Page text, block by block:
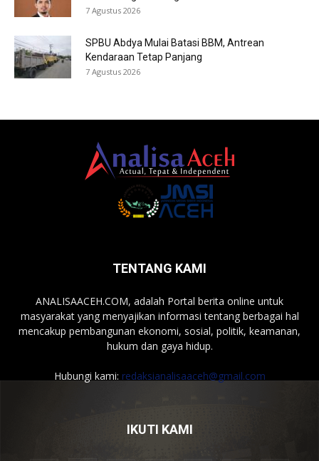
7 Agustus 2026
SPBU Abdya Mulai Batasi BBM, Antrean
Kendaraan Tetap Panjang
7 Agustus 2026
TENTANG KAMI
ANALISAACEH.COM, adalah Portal berita online untuk
masyarakat yang menyajikan informasi tentang berbagai hal
mencakup pembangunan ekonomi, sosial, politik, keamanan,
hukum dan gaya hidup.
Hubungi kami: redaksianalisaaceh@gmail.com
IKUTI KAMI